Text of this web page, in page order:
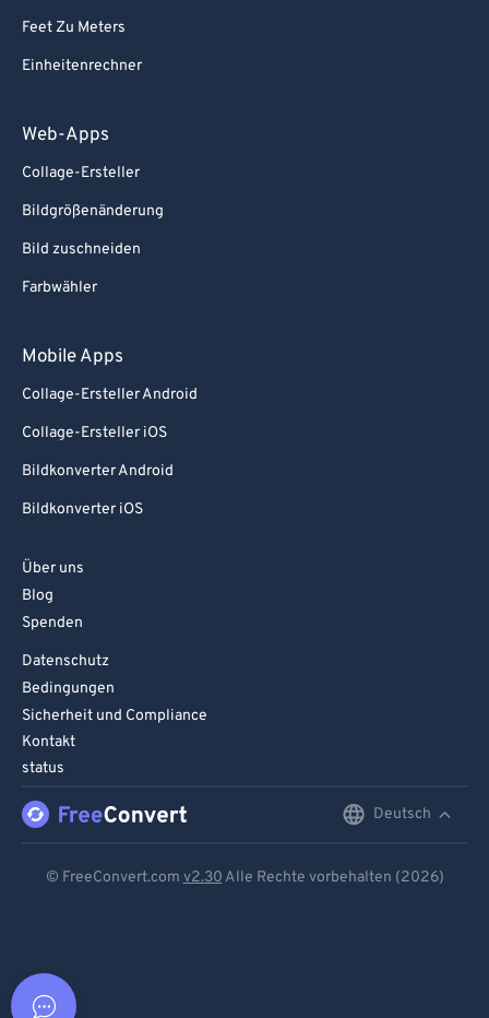
Feet Zu Meters
Einheitenrechner
Web-Apps
Collage-Ersteller
Bildgrößenänderung
Bild zuschneiden
Farbwähler
Mobile Apps
Collage-Ersteller Android
Collage-Ersteller iOS
Bildkonverter Android
Bildkonverter iOS
Über uns
Blog
Spenden
Datenschutz
Bedingungen
Sicherheit und Compliance
Kontakt
status
Deutsch
© FreeConvert.com v2.30 Alle Rechte vorbehalten (2026)